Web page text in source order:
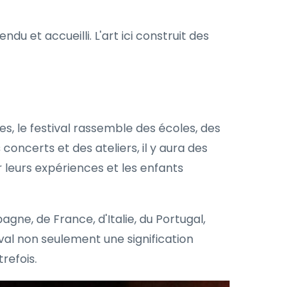
et accueilli. L'art ici construit des
le festival rassemble des écoles, des
et des ateliers, il y aura des
expériences et les enfants
de France, d'Italie, du Portugal,
non seulement une signification